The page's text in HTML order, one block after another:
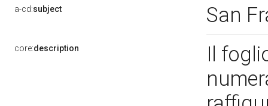
a-cd:subject San
core:description
Il